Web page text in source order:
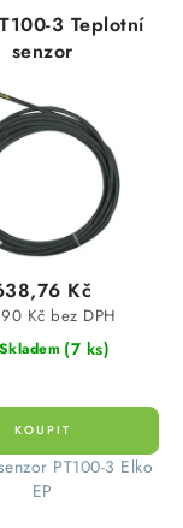
3 Teplotní
senzor
Skladem (7 ks)
Kč bez DPH
Kč
PT100-3 Elko
EP